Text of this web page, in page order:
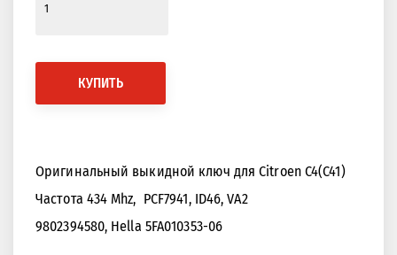
КУПИТЬ
Оригинальный выкидной ключ для Citroen C4(С41)
Частота 434 Mhz, PCF7941, ID46, VA2
9802394580, Hella 5FA010353-06